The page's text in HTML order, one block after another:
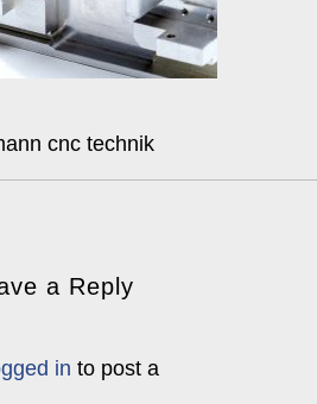
cnc technik
a Reply
in to post a